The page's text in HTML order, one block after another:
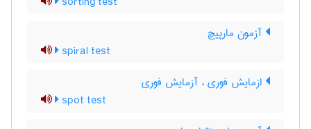
آزمون مارپیچ
spiral test
ازمایش فوری ، آزمایش فوری
spot test